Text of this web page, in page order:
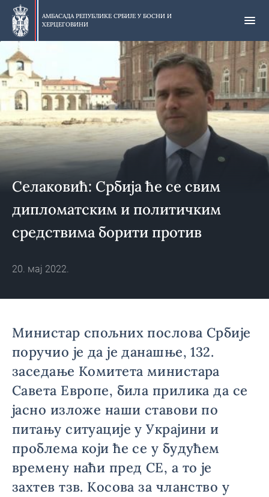
Прескочи
главни
део
АМБАСАДА РЕПУБЛИКЕ СРБИЈЕ У БОСНИ И
ХЕРЦЕГОВИНИ
Селаковић: Србија ће се свим
дипломатским и политичким
средствима борити против
20. мај 2022.
Министар спољних послова Србије
поручио је да је данашње, 132.
заседање Комитета министара
Савета Европе, била прилика да се
јасно изложе наши ставови по
питању ситуације у Украјини и
проблема који ће се у будућем
времену наћи пред СЕ, а то је
захтев тзв. Косова за чланство у